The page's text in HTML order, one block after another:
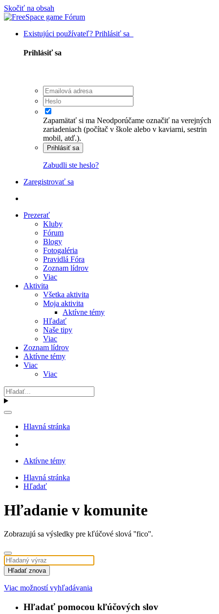
Skočiť na obsah
Existujúci používateľ? Prihlásiť sa
Prihlásiť sa
Zapamätať si ma Neodporúčame označiť na verejných
zariadeniach (počítač v škole alebo v kaviarni, sestrin
mobil, atď.).
Prihlásiť sa
Zabudli ste heslo?
Zaregistrovať sa
Prezerať
Kluby
Fórum
Blogy
Fotogaléria
Pravidlá Fóra
Zoznam lídrov
Viac
Aktivita
Všetka aktivita
Moja aktivita
Aktívne témy
Hľadať
Naše tipy
Viac
Zoznam lídrov
Aktívne témy
Viac
Viac
Hlavná stránka
Aktívne témy
Hlavná stránka
Hľadať
Hľadanie v komunite
Zobrazujú sa výsledky pre kľúčové slová ''fico''.
Hľadať znova
Viac možností vyhľadávania
Hľadať pomocou kľúčových slov